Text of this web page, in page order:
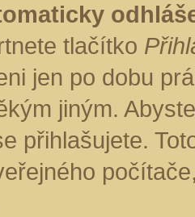
tlačítko
jen po dobu
jiným.
přihlašujete.